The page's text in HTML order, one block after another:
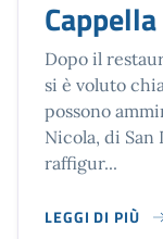
Dopo il
si è voluto
possono
Nicola, di San
raffigur...
LEGGI DI PIÙ
SU CAPPELLA